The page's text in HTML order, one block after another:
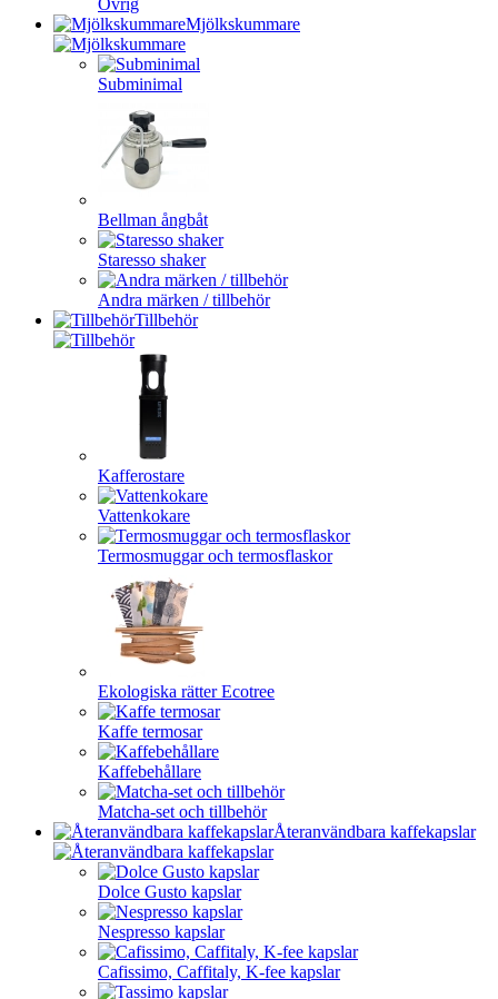
Övrig
Mjölkskummare
Subminimal
Bellman ångbåt
Staresso shaker
Andra märken / tillbehör
Tillbehör
Kafferostare
Vattenkokare
Termosmuggar och termosflaskor
Ekologiska rätter Ecotree
Kaffe termosar
Kaffebehållare
Matcha-set och tillbehör
Återanvändbara kaffekapslar
Dolce Gusto kapslar
Nespresso kapslar
Cafissimo, Caffitaly, K-fee kapslar